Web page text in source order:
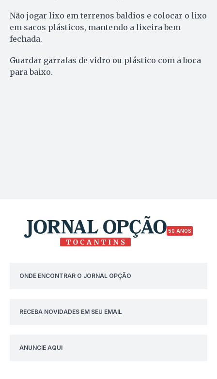
Não jogar lixo em terrenos baldios e colocar o lixo
em sacos plásticos, mantendo a lixeira bem
fechada.
Guardar garrafas de vidro ou plástico com a boca
para baixo.
50 ANOS
ONDE ENCONTRAR O JORNAL OPÇÃO
RECEBA NOVIDADES EM SEU EMAIL
ANUNCIE AQUI